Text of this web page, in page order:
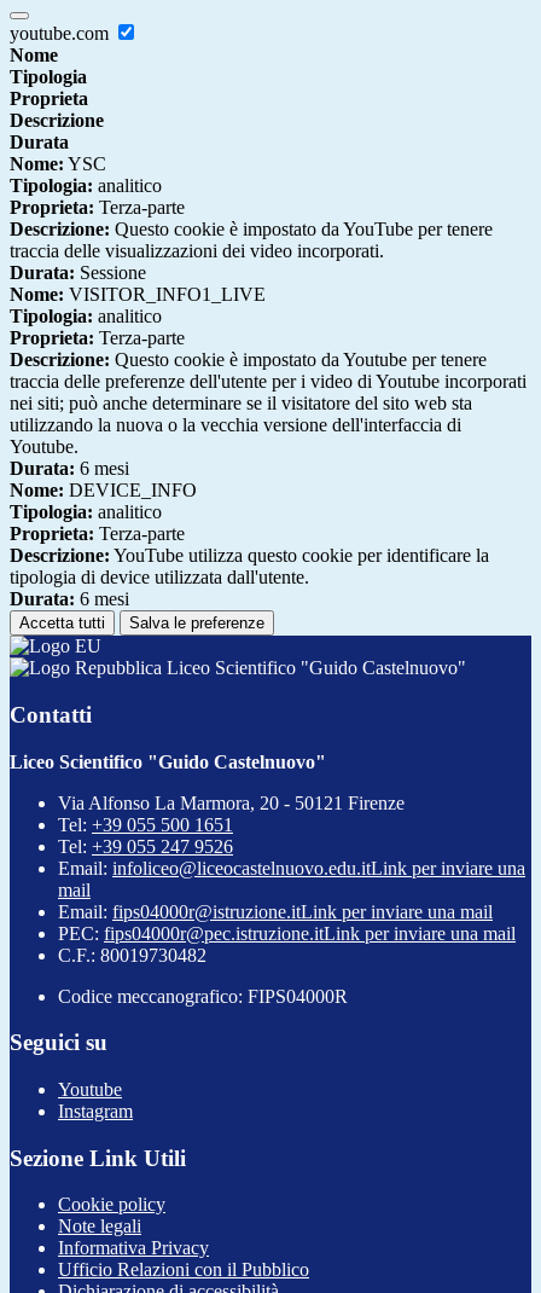
youtube.com
Nome
Tipologia
Proprieta
Descrizione
Durata
Nome: YSC
Tipologia: analitico
Proprieta: Terza-parte
Descrizione: Questo cookie è impostato da YouTube per tenere
traccia delle visualizzazioni dei video incorporati.
Durata: Sessione
Nome: VISITOR_INFO1_LIVE
Tipologia: analitico
Proprieta: Terza-parte
Descrizione: Questo cookie è impostato da Youtube per tenere
traccia delle preferenze dell'utente per i video di Youtube incorporati
nei siti; può anche determinare se il visitatore del sito web sta
utilizzando la nuova o la vecchia versione dell'interfaccia di
Youtube.
Durata: 6 mesi
Nome: DEVICE_INFO
Tipologia: analitico
Proprieta: Terza-parte
Descrizione: YouTube utilizza questo cookie per identificare la
tipologia di device utilizzata dall'utente.
Durata: 6 mesi
Accetta tutti Salva le preferenze
Liceo Scientifico "Guido Castelnuovo"
Contatti
Liceo Scientifico "Guido Castelnuovo"
Via Alfonso La Marmora, 20 - 50121 Firenze
Tel: +39 055 500 1651
Tel: +39 055 247 9526
Email: infoliceo@liceocastelnuovo.edu.itLink per inviare una
mail
Email: fips04000r@istruzione.itLink per inviare una mail
PEC: fips04000r@pec.istruzione.itLink per inviare una mail
C.F.: 80019730482
Codice meccanografico: FIPS04000R
Seguici su
Youtube
Instagram
Sezione Link Utili
Cookie policy
Note legali
Informativa Privacy
Ufficio Relazioni con il Pubblico